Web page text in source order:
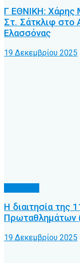
Γ ΕΘΝΙΚΗ: Χάρης
Στ. Σάτκλιφ στο
Ελασσόνας
19 Δεκεμβρίου 2025
Η διαιτησία της
Πρωταθλημάτων
19 Δεκεμβρίου 2025